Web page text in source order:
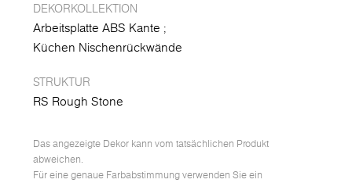
DEKORKOLLEKTION
Arbeitsplatte ABS Kante
Küchen Nischenrückwände
STRUKTUR
RS Rough Stone
Das angezeigte Dekor kann vom tatsächlichen Produkt
abweichen.
Für eine genaue Farbabstimmung verwenden Sie ein